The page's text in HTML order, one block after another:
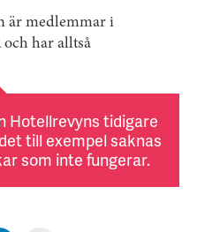
är medlemmar i
och har alltså
Hotellrevyns tidigare
till exempel saknas
som inte fungerar.